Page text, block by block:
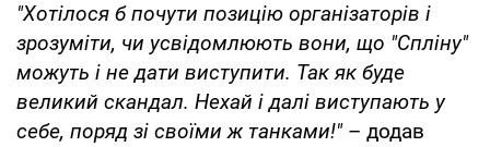
"Хотілося б почути позицію організаторів і
зрозуміти, чи усвідомлюють вони, що "Спліну"
можуть і не дати виступити. Так як буде
великий скандал. Нехай і далі виступають у
себе, поряд зі своїми ж танками!"– додав